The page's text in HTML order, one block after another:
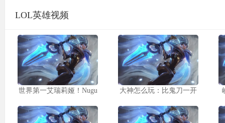
LOL英雄视频
世界第一艾瑞莉娅！Nugu 大神怎么玩：比鬼刀一开